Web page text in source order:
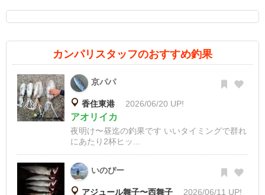
カンパリスタッフのおすすめ釣果
京パパ
香住東港 2026/06/20 UP!
アオリイカ
夜明け〜昼迄の釣果です いいタイミングで群れ
にあたり2杯ヒッ...
いのぴー
アジュール舞子〜西舞子 2026/06/11 UP!